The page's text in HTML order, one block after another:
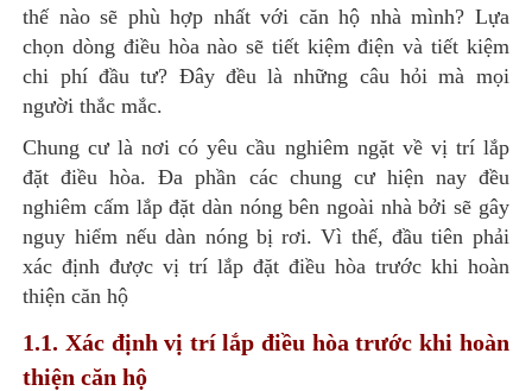
thế nào sẽ phù hợp nhất với căn hộ nhà mình? Lựa
chọn dòng điều hòa nào sẽ tiết kiệm điện và tiết kiệm
chi phí đầu tư? Đây đều là những câu hỏi mà mọi
người thắc mắc.
Chung cư là nơi có yêu cầu nghiêm ngặt về vị trí lắp
đặt điều hòa. Đa phần các chung cư hiện nay đều
nghiêm cấm lắp đặt dàn nóng bên ngoài nhà bởi sẽ gây
nguy hiểm nếu dàn nóng bị rơi. Vì thế, đầu tiên phải
xác định được vị trí lắp đặt điều hòa trước khi hoàn
thiện căn hộ
1.1. Xác định vị trí lắp điều hòa trước khi hoàn
thiện căn hộ